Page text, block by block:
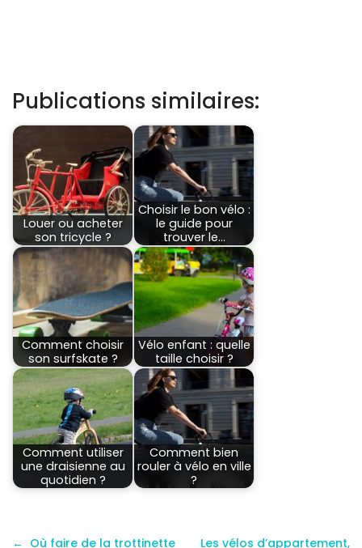
Publications similaires:
Louer ou acheter
son tricycle ?
Choisir le bon vélo :
le guide pour
trouver le…
Comment choisir
son surfskate ?
Vélo enfant : quelle
taille choisir ?
Comment utiliser
une draisienne au
quotidien ?
Comment bien
rouler à vélo en ville
?
Où faire de la trottinette
Les vélos d’appartement,